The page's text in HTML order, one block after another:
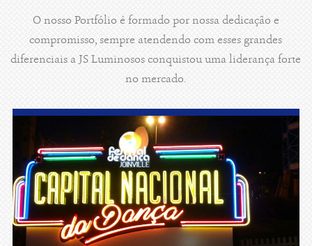
O nosso Portfólio é formado por nossa dedicação e
compromisso, sempre atendendo com esses grandes
diferenciais a JS Luminosos conquistou uma liderança forte
no mercado.